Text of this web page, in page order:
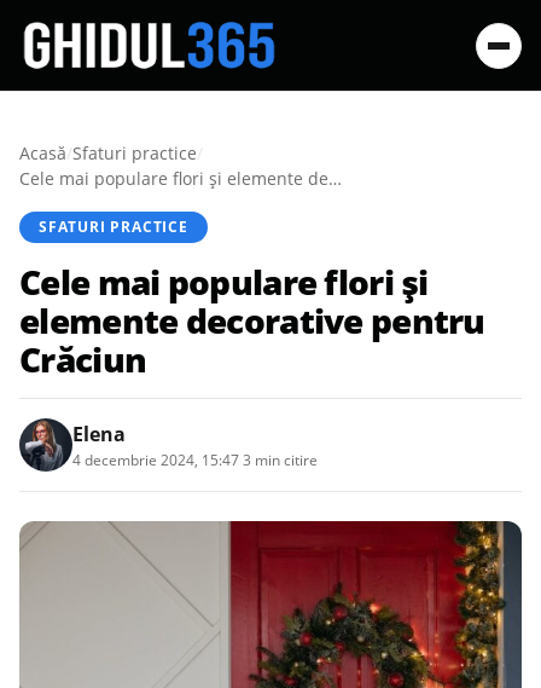
Acasă/Sfaturi practice/
Cele mai populare flori și elemente decorative pentru Crăciun
SFATURI PRACTICE
Cele mai populare flori și
elemente decorative pentru
Crăciun
Elena
4 decembrie 2024, 15:473 min citire